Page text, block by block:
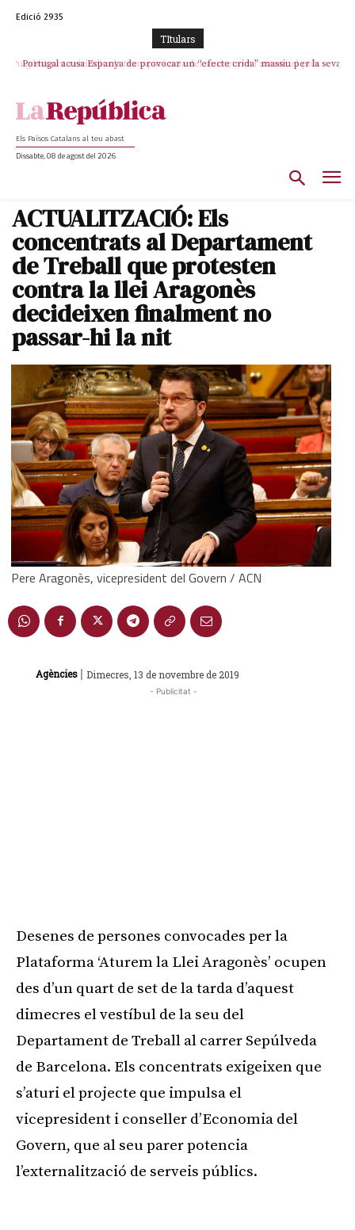
Edició 2935
TItulars
Portugal acusa Espanya de provocar un “efecte crida” massiu per la seva
Els Països Catalans al teu abast
Dissabte, 08 de agost del 2026
ACTUALITZACIÓ: Els
concentrats al Departament
de Treball que protesten
contra la llei Aragonès
decideixen finalment no
passar-hi la nit
Pere Aragonès, vicepresident del Govern / ACN
Agències | Dimecres, 13 de novembre de 2019
- Publicitat -
Desenes de persones convocades per la
Plataforma ‘Aturem la Llei Aragonès’ ocupen
des d’un quart de set de la tarda d’aquest
dimecres el vestíbul de la seu del
Departament de Treball al carrer Sepúlveda
de Barcelona. Els concentrats exigeixen que
s’aturi el projecte que impulsa el
vicepresident i conseller d’Economia del
Govern, que al seu parer potencia
l’externalització de serveis públics.